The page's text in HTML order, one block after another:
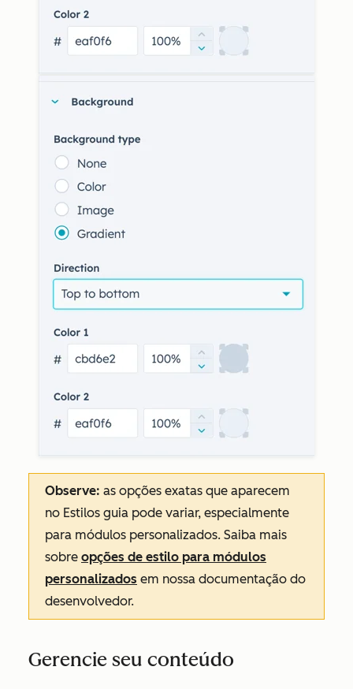
Observe: as opções exatas que aparecem
no Estilos guia pode variar, especialmente
para módulos personalizados. Saiba mais
sobre opções de estilo para módulos
personalizados em nossa documentação do
desenvolvedor.
Gerencie seu conteúdo